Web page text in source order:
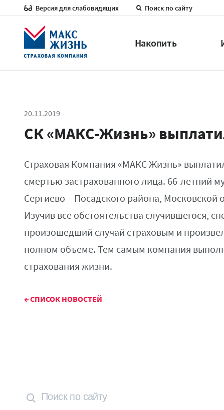
Версия для слабовидящих Поиск по сайту
Накопить
20.11.2019
СК «МАКС-Жизнь»
Страховая Компания «МАКС-Жизнь»
смертью застрахованного лица. 66-летний
Сергиево – Посадского района, Московской
Изучив все обстоятельства случившегося,
произошедший случай страховым и
полном объеме. Тем самым компания
страхования жизни.
←СПИСОК НОВОСТЕЙ